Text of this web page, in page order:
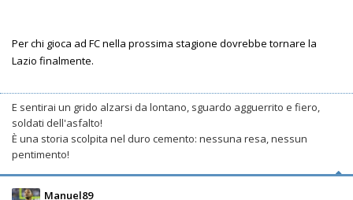
Per chi gioca ad FC nella prossima stagione dovrebbe tornare la
Lazio finalmente.
E sentirai un grido alzarsi da lontano, sguardo agguerrito e fiero,
soldati dell'asfalto!
È una storia scolpita nel duro cemento: nessuna resa, nessun
pentimento!
Manuel89